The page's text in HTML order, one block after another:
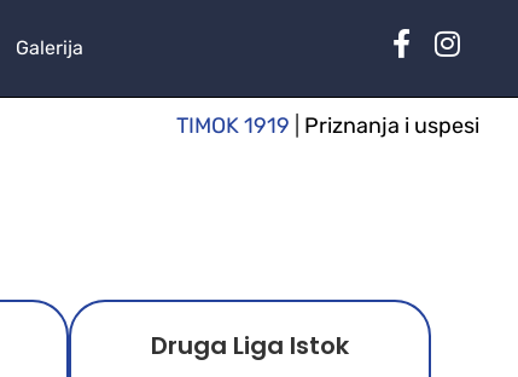
Galerija
TIMOK 1919 Priznanja i uspesi
Druga Liga Istok